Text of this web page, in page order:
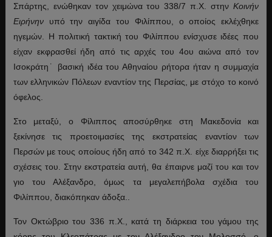
Σπάρτης, ενώθηκαν τον χειμώνα του 338/7 π.Χ. στηνΚοινήν
Ειρήνην υπό την αιγίδα του Φιλίππου, ο οποίος εκλέχθηκε
ηγεμών. Η πολιτική τακτική του Φιλίππου ενίσχυσε ιδέες που
είχαν εκφρασθεί ήδη από τις αρχές του 4ου αιώνα από τον
Ισοκράτη˙ βασική ιδέα του Αθηναίου ρήτορα ήταν η συμμαχία
των ελληνικών Πόλεων εναντίον της Περσίας, με στόχο το κοινό
όφελος.
Στο μεταξύ, ο Φίλιππος αποσύρθηκε στη Μακεδονία και
ξεκίνησε τις προετοιμασίες της εκστρατείας εναντίον των
Περσών με τους οποίους ήδη από το 342 π.Χ. είχε διαρρήξει τις
σχέσεις του. Στην εκστρατεία αυτή, θα έπαιρνε μαζί του και τον
γιο του Αλέξανδρο, όμως τα μεγαλεπήβολα σχέδια του
Φιλίππου, διακόπηκαν άδοξα..
Τον Οκτώβριο του 336 π.Χ., κατά τη διάρκεια του γάμου της